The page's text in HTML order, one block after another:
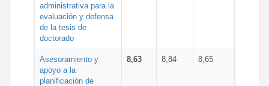
administrativa para la
evaluación y defensa
de la tesis de
doctorado
Asesoramiento y
apoyo a la
planificación de
8,63 8,84 8,65